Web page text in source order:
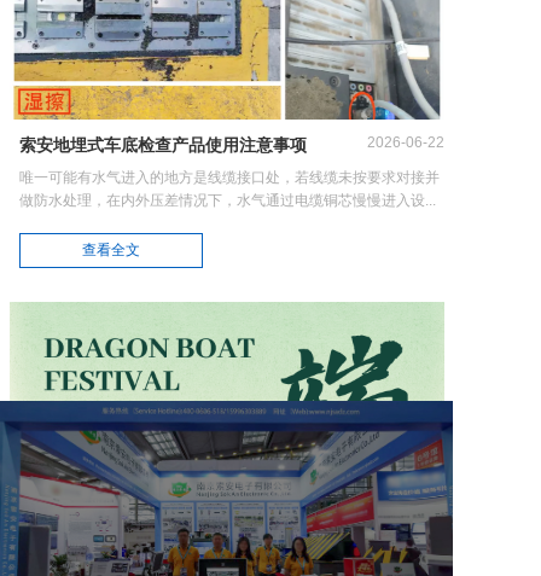
索安地埋式车底检查产品使用注意事项 2026-06-22
唯一可能有水气进入的地方是线缆接口处，若线缆未按要求对接并
做防水处理，在内外压差情况下，水气通过电缆铜芯慢慢进入设...
查看全文
南京索安，端午守“宁” 2026-06-19
核心安保单位在政府机关军队管理区使领馆公安机关等场所，采用
固定式车底扫描成像系统与智慧阻车路障系统，对进出车辆实施...